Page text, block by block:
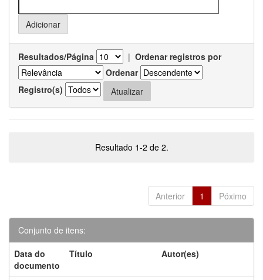
Resultados/Página | Ordenar registros por
Ordenar
Registro(s)
Resultado 1-2 de 2.
Anterior 1 Póximo
Conjunto de itens:
Data do
documento
Título Autor(es)